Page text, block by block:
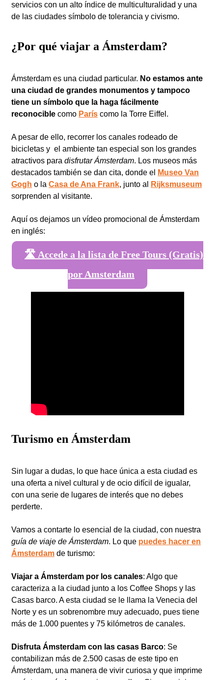
servicios con un alto índice de multiculturalidad y una
de las ciudades símbolo de tolerancia y civismo.
¿Por qué viajar a Ámsterdam?
Ámsterdam es una ciudad particular. No estamos ante
una ciudad de grandes monumentos y tampoco
tiene un símbolo que la haga fácilmente
reconocible como París como la Torre Eiffel.
A pesar de ello, recorrer los canales rodeado de
bicicletas y el ambiente tan especial son los grandes
atractivos para disfrutar Ámsterdam. Los museos más
destacados también se dan cita, donde el
Museo Van
Gogh o la Casa de Ana Frank, junto al
Rijksmuseum
sorprenden al visitante.
Aquí os dejamos un vídeo promocional de Ámsterdam
en inglés:
🛣️ Accede a la lista de Free Tours (Gratis)
por Amsterdam
Turismo en Ámsterdam
Sin lugar a dudas, lo que hace única a esta ciudad es
una oferta a nivel cultural y de ocio difícil de igualar,
con una serie de lugares de interés que no debes
perderte.
Vamos a contarte lo esencial de la ciudad, con nuestra
guía de viaje de Ámsterdam. Lo que puedes hacer en
Ámsterdam de turismo:
Viajar a Ámsterdam por los canales: Algo que
caracteriza a la ciudad junto a los Coffee Shops y las
Casas barco. A esta ciudad se le llama la Venecia del
Norte y es un sobrenombre muy adecuado, pues tiene
más de 1.000 puentes y 75 kilómetros de canales.
Disfruta Ámsterdam con las casas Barco: Se
contabilizan más de 2.500 casas de este tipo en
Ámsterdam, una manera de vivir curiosa y que imprime